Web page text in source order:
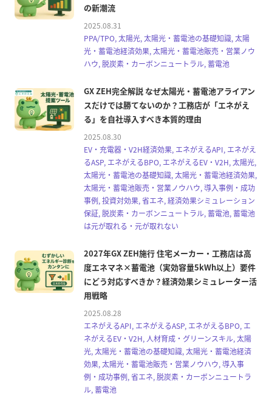
の新潮流
2025.08.31
PPA/TPO, 太陽光, 太陽光・蓄電池の基礎知識, 太陽
光・蓄電池経済効果, 太陽光・蓄電池販売・営業ノウ
ハウ, 脱炭素・カーボンニュートラル, 蓄電池
GX ZEH完全解説 なぜ太陽光・蓄電池アライアン
スだけでは勝てないのか？工務店が「エネがえ
る」を自社導入すべき本質的理由
2025.08.30
EV・充電器・V2H経済効果, エネがえるAPI, エネがえ
るASP, エネがえるBPO, エネがえるEV・V2H, 太陽光,
太陽光・蓄電池の基礎知識, 太陽光・蓄電池経済効果,
太陽光・蓄電池販売・営業ノウハウ, 導入事例・成功
事例, 投資対効果, 省エネ, 経済効果シミュレーション
保証, 脱炭素・カーボンニュートラル, 蓄電池, 蓄電池
は元が取れる・元が取れない
2027年GX ZEH施行 住宅メーカー・工務店は高
度エネマネ×蓄電池（実効容量5kWh以上）要件
にどう対応すべきか？経済効果シミュレーター活
用戦略
2025.08.28
エネがえるAPI, エネがえるASP, エネがえるBPO, エ
ネがえるEV・V2H, 人材育成・グリーンスキル, 太陽
光, 太陽光・蓄電池の基礎知識, 太陽光・蓄電池経済
効果, 太陽光・蓄電池販売・営業ノウハウ, 導入事
例・成功事例, 省エネ, 脱炭素・カーボンニュートラ
ル, 蓄電池